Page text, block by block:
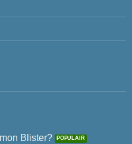
Blister?